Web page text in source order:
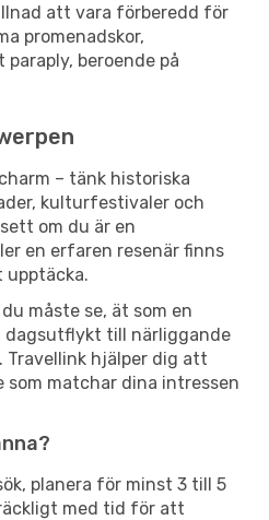
att vara förberedd för
promenadskor,
beroende på
– tänk historiska
kulturfestivaler och
om du är en
en erfaren resenär finns
måste se, ät som en
dagsutflykt till närliggande
Travellink hjälper dig att
som matchar dina intressen
planera för minst 3 till 5
med tid för att